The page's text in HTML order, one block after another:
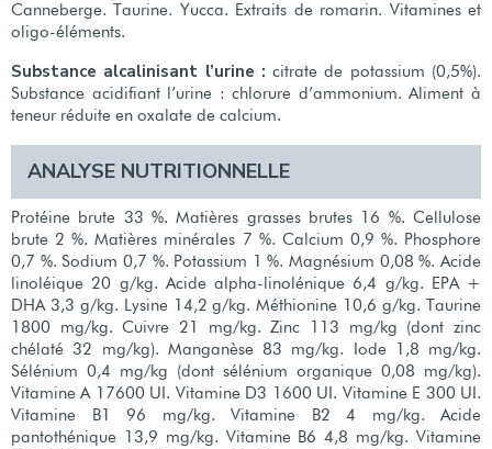
Canneberge. Taurine. Yucca. Extraits de romarin. Vitamines et
oligo-éléments.
Substance alcalinisant l’urine : citrate de potassium (0,5%).
Substance acidifiant l’urine : chlorure d’ammonium. Aliment à
teneur réduite en oxalate de calcium.
ANALYSE NUTRITIONNELLE
Protéine brute 33 %. Matières grasses brutes 16 %. Cellulose
brute 2 %. Matières minérales 7 %. Calcium 0,9 %. Phosphore
0,7 %. Sodium 0,7 %. Potassium 1 %. Magnésium 0,08 %. Acide
linoléique 20 g/kg. Acide alpha-linolénique 6,4 g/kg. EPA +
DHA 3,3 g/kg. Lysine 14,2 g/kg. Méthionine 10,6 g/kg. Taurine
1800 mg/kg. Cuivre 21 mg/kg. Zinc 113 mg/kg (dont zinc
chélaté 32 mg/kg). Manganèse 83 mg/kg. Iode 1,8 mg/kg.
Sélénium 0,4 mg/kg (dont sélénium organique 0,08 mg/kg).
Vitamine A 17600 UI. Vitamine D3 1600 UI. Vitamine E 300 UI.
Vitamine B1 96 mg/kg. Vitamine B2 4 mg/kg. Acide
pantothénique 13,9 mg/kg. Vitamine B6 4,8 mg/kg. Vitamine